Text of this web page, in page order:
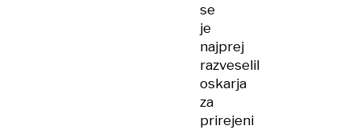
se
je
najprej
razveselil
oskarja
za
prirejeni